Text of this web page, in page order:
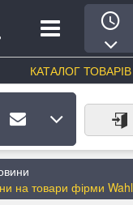
КАТАЛОГ ТОВАРІВ
на товари фірми Wahl